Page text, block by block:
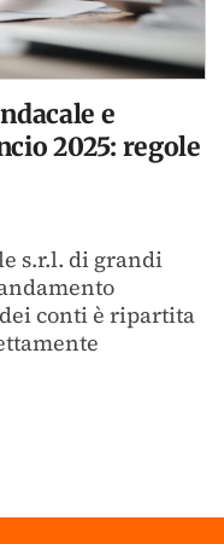
e
2025: regole
s.r.l. di grandi
conti è ripartita